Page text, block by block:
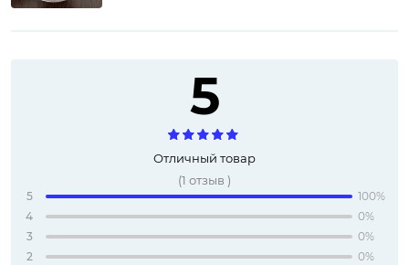
5
Отличный товар
(1 отзыв )
5
100%
4
0%
3
0%
2
0%